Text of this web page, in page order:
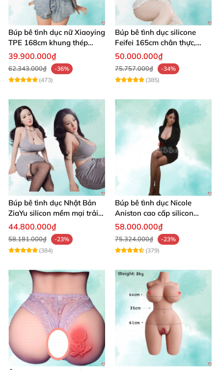
Búp bê tình dục nữ Xiaoying
TPE 168cm khung thép
không gỉ 1:1
39.900.000₫
62.343.000₫
-36%
(473)
Búp bê tình dục silicone
Feifei 165cm chân thực,
sang trọng, âm thanh sống
50.000.000₫
75.757.000₫
-34%
(385)
Búp bê tình dục Nhật Bản
ZiaYu silicon mềm mại trải
nghiệm thật
44.800.000₫
58.181.000₫
-23%
(384)
Búp bê tình dục Nicole
Aniston cao cấp silicon
mềm mại giá tốt
58.000.000₫
75.324.000₫
-23%
(379)